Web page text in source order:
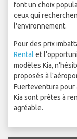
font un choix
ceux qui
l'environnement.
Pour des prix
Rental et
modèles Kia,
proposés à
Fuerteventura pour
Kia sont prêtes à
agréable.